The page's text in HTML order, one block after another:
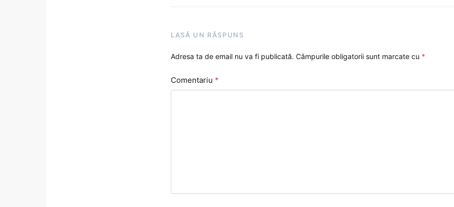
LASĂ UN RĂSPUNS
Adresa ta de email nu va fi publicată. Câmpurile obligatorii sunt marcate cu *
Comentariu *